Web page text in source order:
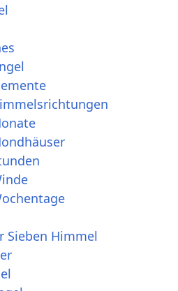
Sieben Himmel